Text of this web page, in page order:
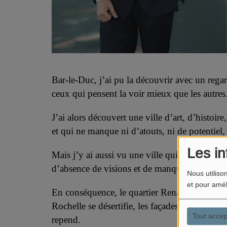
Les
Nous
et pour
Tout
Bar-le-Duc, j’ai pu la découvrir avec un
ceux qui pensent la voir mieux que les autres.
J’ai alors découvert une ville d’art,
et qui ne manque ni d’atouts, ni de
Mais j’y ai aussi vu une ville qui qui souffre
d’absence de visions et de manque
En conséquence, le quartier Renaissance
Rochelle se désertifie, les façades vieillissent,
repend.